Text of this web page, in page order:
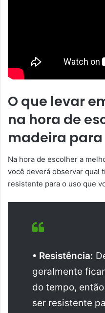
O que levar
na hora de
madeira
Na hora de escolher a
você deverá observar qual
resistente para o uso que
• Resistência:
geralmente
do tempo,
ser resistente